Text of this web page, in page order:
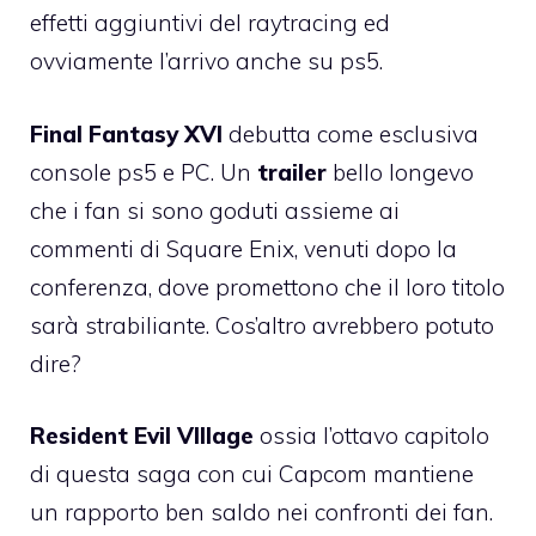
effetti aggiuntivi del raytracing ed
ovviamente l’arrivo anche su ps5.
Final Fantasy XVI debutta come esclusiva
console ps5 e PC. Un trailer bello longevo
che i fan si sono goduti assieme ai
commenti di Square Enix, venuti dopo la
conferenza, dove promettono che il loro titolo
sarà strabiliante. Cos’altro avrebbero potuto
dire?
Resident Evil VIllage ossia l’ottavo capitolo
di questa saga con cui Capcom mantiene
un rapporto ben saldo nei confronti dei fan.